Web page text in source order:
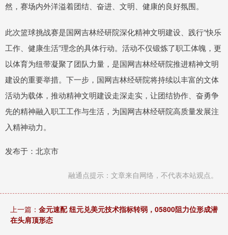
然，赛场内外洋溢着团结、奋进、文明、健康的良好氛围。
此次篮球挑战赛是国网吉林经研院深化精神文明建设、践行“快乐
工作、健康生活”理念的具体行动。活动不仅锻炼了职工体魄，更
以体育为纽带凝聚了团队力量，是国网吉林经研院推进精神文明
建设的重要举措。下一步，国网吉林经研院将持续以丰富的文体
活动为载体，推动精神文明建设走深走实，让团结协作、奋勇争
先的精神融入职工工作与生活，为国网吉林经研院高质量发展注
入精神动力。
发布于：北京市
融通点提示：文章来自网络，不代表本站观点。
上一篇： 金元速配 纽元兑美元技术指标转弱，05800阻力位形成潜
在头肩顶形态